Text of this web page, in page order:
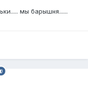
мы барышня......